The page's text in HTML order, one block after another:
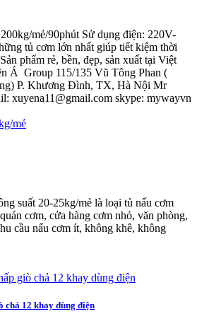
mẻ/90phút Sử dụng điện: 220V-
tủ cơm lớn nhất giúp tiết kiệm thời
phẩm rẻ, bền, đẹp, sản xuất tại Việt
Á Group 115/135 Vũ Tông Phan (
P. Khương Đình, TX, Hà Nội Mr
xuyena11@gmail.com skype: mywayvn
suất 20-25kg/mẻ là loại tủ nấu cơm
cơm, cửa hàng cơm nhỏ, văn phòng,
cầu nấu cơm ít, không khê, không
chả 12 khay dùng điện